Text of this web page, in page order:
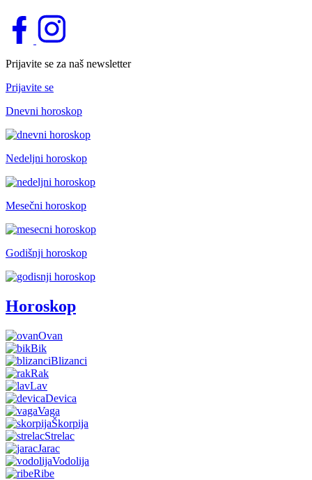
Prijavite se za naš newsletter
Prijavite se
Dnevni horoskop
Nedeljni horoskop
Mesečni horoskop
Godišnji horoskop
Horoskop
Ovan
Bik
Blizanci
Rak
Lav
Devica
Vaga
Škorpija
Strelac
Jarac
Vodolija
Ribe